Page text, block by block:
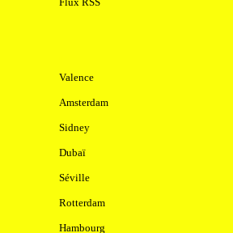
Valence
Amsterdam
Sidney
Dubaï
Séville
Rotterdam
Hambourg